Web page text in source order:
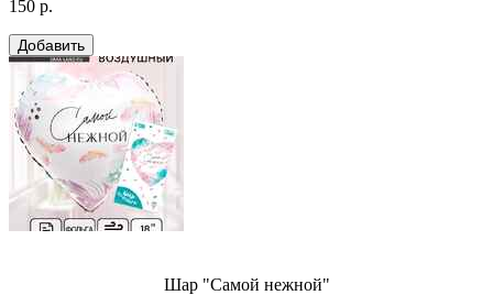
150 р.
Шар "Самой нежной"